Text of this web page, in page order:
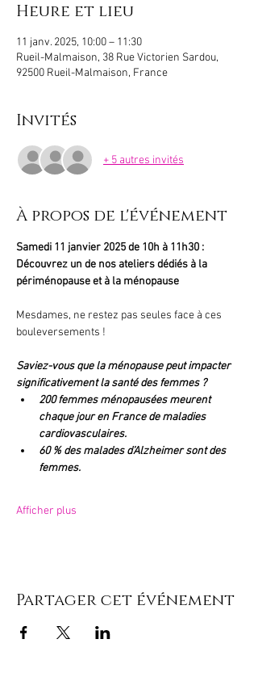
Heure et lieu
11 janv. 2025, 10:00 – 11:30
Rueil-Malmaison, 38 Rue Victorien Sardou,
92500 Rueil-Malmaison, France
Invités
+ 5 autres invités
À propos de l'événement
Samedi 11 janvier 2025 de 10h à 11h30 :
Découvrez un de nos ateliers dédiés à la
périménopause et à la ménopause
Mesdames, ne restez pas seules face à ces
bouleversements !
Saviez-vous que la ménopause peut impacter
significativement la santé des femmes ?
200 femmes ménopausées meurent
chaque jour en France de maladies
cardiovasculaires.
60 % des malades d’Alzheimer sont des
femmes.
Afficher plus
Partager cet événement